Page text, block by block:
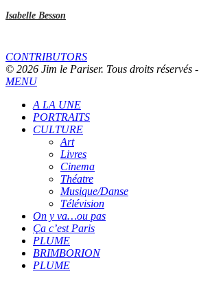
Isabelle Besson
CONTRIBUTORS
© 2026 Jim le Pariser. Tous droits réservés -
MENU
A LA UNE
PORTRAITS
CULTURE
Art
Livres
Cinema
Théatre
Musique/Danse
Télévision
On y va…ou pas
Ça c’est Paris
PLUME
BRIMBORION
PLUME